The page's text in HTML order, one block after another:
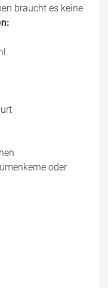
braucht es keine
oder